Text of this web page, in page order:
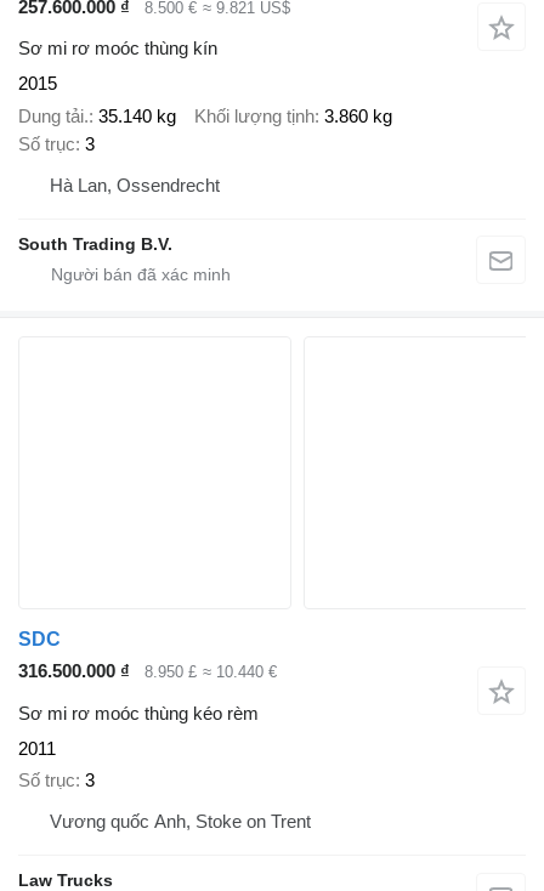
257.600.000 ₫ 8.500 € ≈ 9.821 US$
Sơ mi rơ moóc thùng kín
2015
Dung tải. 35.140 kg Khối lượng tịnh 3.860 kg
Số trục 3
Hà Lan, Ossendrecht
South Trading B.V.
SDC
316.500.000 ₫
8.950 £ ≈ 10.440 €
Sơ mi rơ moóc thùng kéo rèm
2011
Số trục 3
Vương quốc Anh, Stoke on Trent
Law Trucks